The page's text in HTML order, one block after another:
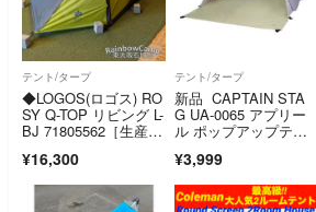
テント/タープ
◆LOGOS(ロゴス) RO
SY Q-TOP リビング L-
BJ 71805562［生産終
¥16,300
テント/タープ
新品 CAPTAIN STA
G UA-0065 アプリー
ル ポップアップテン
プルグレー)
¥3,999